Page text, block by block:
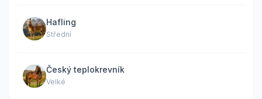
Hafling
Střední
Český teplokrevník
Velké